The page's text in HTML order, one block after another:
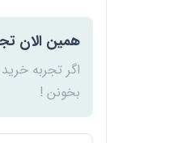
همین الان
اگر تجربه
بخونن !